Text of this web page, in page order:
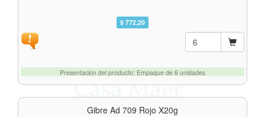
$ 772,20
Presentación del producto: Empaque de 6 unidades
Gibre Ad 709 Rojo X20g